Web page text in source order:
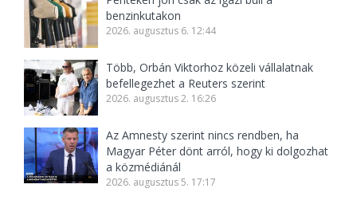
benzinkutakon
2026. augusztus 6. 12:44
Több, Orbán Viktorhoz közeli vállalatnak
befellegezhet a Reuters szerint
2026. augusztus 2. 16:26
Az Amnesty szerint nincs rendben, ha
Magyar Péter dönt arról, hogy ki dolgozhat
a közmédiánál
2026. augusztus 5. 17:17